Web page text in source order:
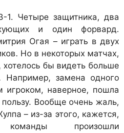
1. Четыре защитника, два
и один форвард.
Огая – играть в двух
Но в некоторых матчах,
бы видеть больше
Например, замена одного
игроком, наверное, пошла
Вообще очень жаль,
– из-за этого, кажется,
произошли